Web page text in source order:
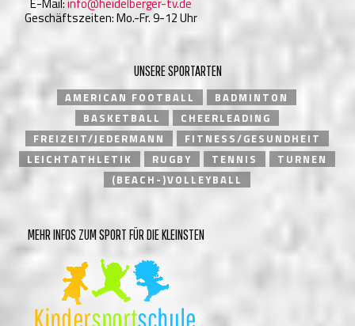
E-Mail:info@heidelberger-tv.de
Geschäftszeiten: Mo.-Fr. 9-12 Uhr
UNSERE SPORTARTEN
AMERICAN FOOTBALL
BADMINTON
BASKETBALL
CHEERLEADING
FREIZEIT/JEDERMANN
FITNESS/GESUNDHEIT
LEICHTATHLETIK
RUGBY TENNIS
TURNEN
(BEACH-)VOLLEYBALL
MEHR INFOS ZUM SPORT FÜR DIE KLEINSTEN